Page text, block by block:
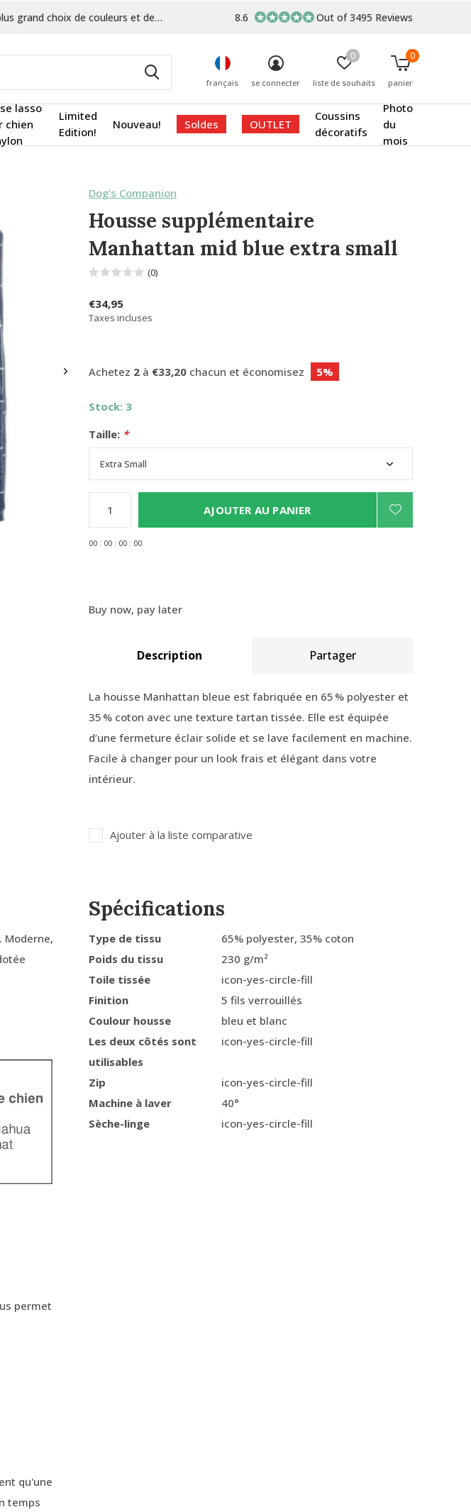
lasso
chien
Limited
Edition!
Nouveau! Soldes OUTLET
Coussins
décoratifs
Photo
du
mois
français se connecter liste de souhaits
0
panier
0
grand choix de couleurs et de tissus 8.6 Out of 3495 Reviews
Dog's Companion
Housse supplémentaire
Manhattan mid blue extra small
(0)
€34,95
Taxes incluses
Achetez 2 à €33,20 chacun et économisez 5%
Stock: 3
Taille: *
AJOUTER AU PANIER
00 : 00 : 00 : 00
Buy now, pay later
Description Partager
La housse Manhattan bleue est fabriquée en 65 % polyester et
35 % coton avec une texture tartan tissée. Elle est équipée
d’une fermeture éclair solide et se lave facilement en machine.
Facile à changer pour un look frais et élégant dans votre
intérieur.
Ajouter à la liste comparative
Moderne,
permet
qu'une
temps
Spécifications
Type de tissu
65% polyester, 35% coton
Poids du tissu
230 g/m²
Toile tissée
icon-yes-circle-fill
Finition
5 fils verrouillés
Coulour housse
bleu et blanc
Les deux côtés sont
utilisables
icon-yes-circle-fill
Zip
icon-yes-circle-fill
Machine à laver
40°
Sèche-linge
icon-yes-circle-fill